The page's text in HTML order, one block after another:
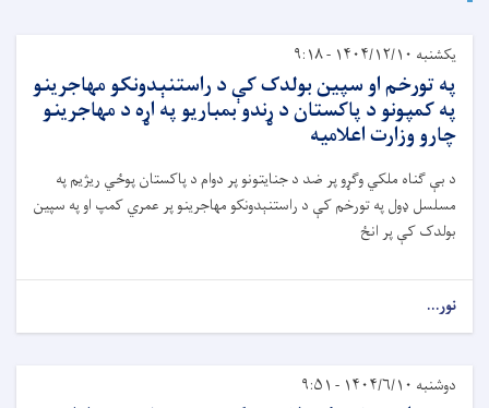
یکشنبه ۱۴۰۴/۱۲/۱۰ - ۹:۱۸
په تورخم او سپین بولدک کې د راستنېدونکو مهاجرینو
په کمپونو د پاکستان د ړندو بمباریو په اړه د مهاجرینو
چارو وزارت اعلامیه
د بې ګناه ملکي وګړو پر ضد د جنایتونو پر دوام د پاکستان پوځي ریژیم په
مسلسل ډول په تورخم کې د راستنېدونکو مهاجرینو پر عمري کمپ او په سپین
بولدک کې پر انځ
نور...
دوشنبه ۱۴۰۴/۶/۱۰ - ۹:۵۱